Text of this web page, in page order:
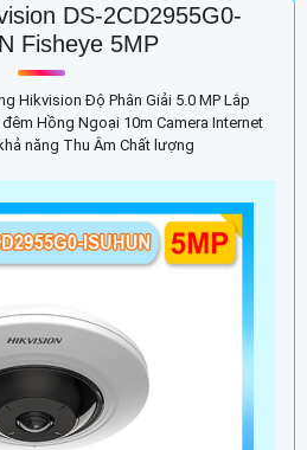
DS-2CD2955G0-
Fisheye 5MP
Hikvision Độ Phân Giải 5.0 MP Lắp
Hồng Ngoại 10m Camera Internet
năng Thu Âm Chất lượng